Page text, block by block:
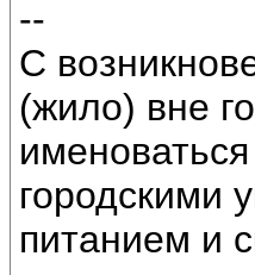
--
С
(жило) вне
городскими
питанием и